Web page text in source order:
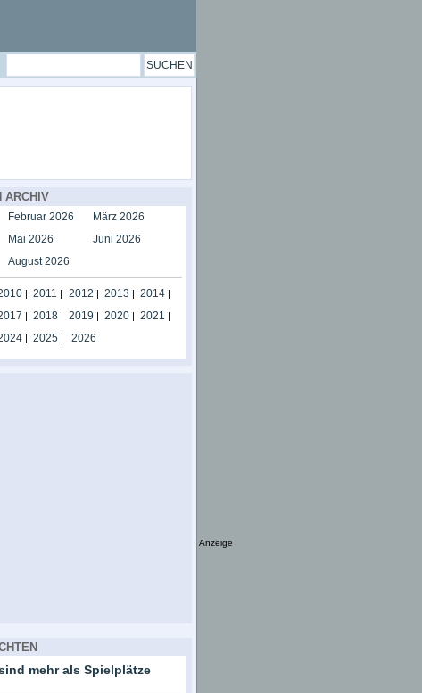
ARCHIV
Februar 2026
März 2026
Mai 2026
Juni 2026
August 2026
| 2011 | 2012 | 2013 | 2014|
| 2018| 2019 | 2020| 2021 |
| 2025| 2026
mehr als Spielplätze
Anzeige